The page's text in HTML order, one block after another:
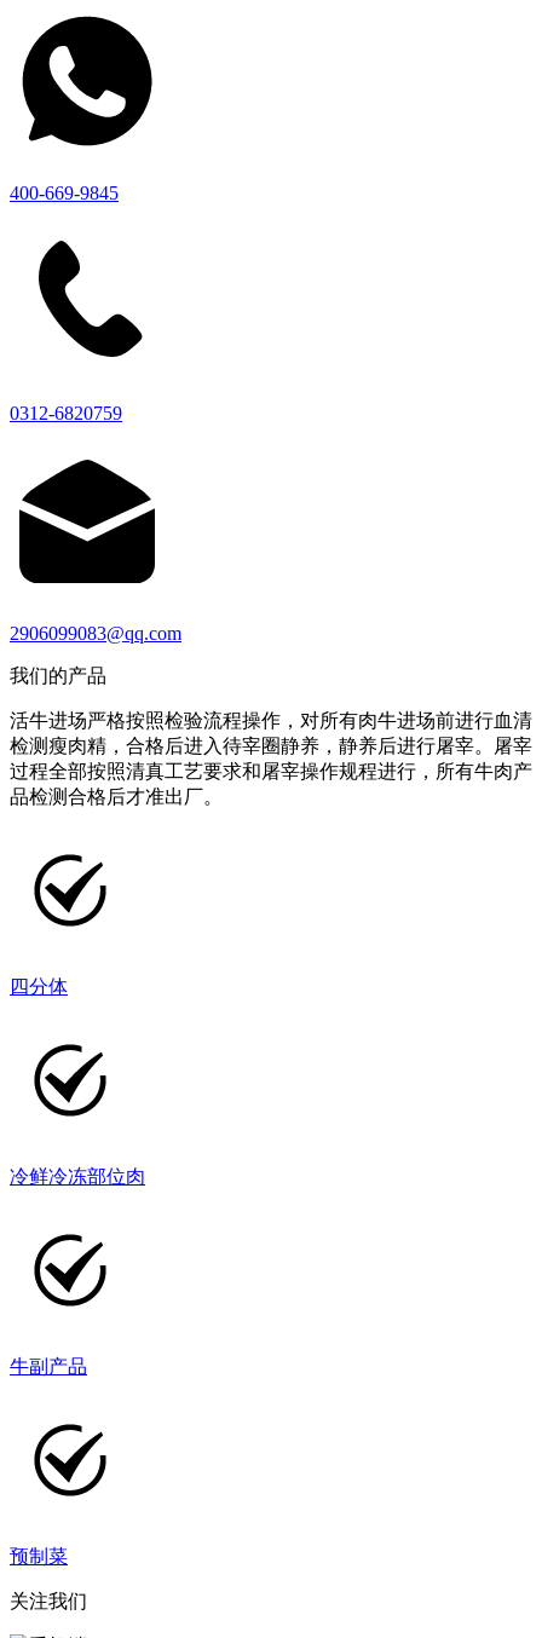
400-669-9845
0312-6820759
2906099083@qq.com
我们的产品
活牛进场严格按照检验流程操作，对所有肉牛进场前进行血清
检测瘦肉精，合格后进入待宰圈静养，静养后进行屠宰。屠宰
过程全部按照清真工艺要求和屠宰操作规程进行，所有牛肉产
品检测合格后才准出厂。
四分体
冷鲜冷冻部位肉
牛副产品
预制菜
关注我们